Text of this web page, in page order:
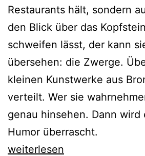
Restaurants hält, sondern
den Blick über das
schweifen lässt, der kann
übersehen: die Zwerge.
kleinen Kunstwerke aus
verteilt. Wer sie
genau hinsehen. Dann wird
Humor überrascht.
Die
weiterlesen